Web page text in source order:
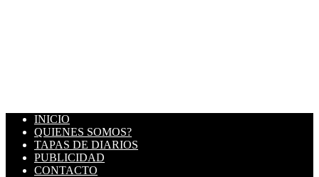
INICIO
QUIENES SOMOS?
TAPAS DE DIARIOS
PUBLICIDAD
CONTACTO